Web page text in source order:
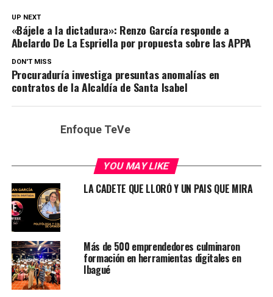
UP NEXT
«Bájele a la dictadura»: Renzo García responde a
Abelardo De La Espriella por propuesta sobre las APPA
DON'T MISS
Procuraduría investiga presuntas anomalías en
contratos de la Alcaldía de Santa Isabel
Enfoque TeVe
YOU MAY LIKE
LA CADETE QUE LLORÓ Y UN PAIS QUE MIRA
Más de 500 emprendedores culminaron
formación en herramientas digitales en
Ibagué